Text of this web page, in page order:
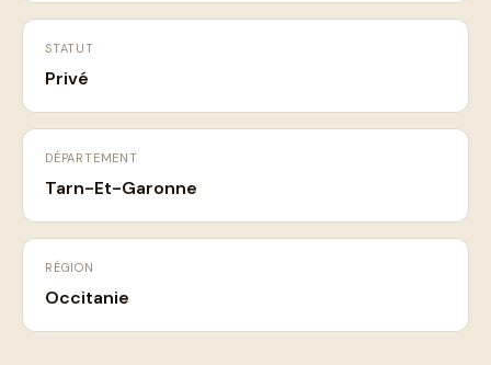
STATUT
Privé
DÉPARTEMENT
Tarn-Et-Garonne
RÉGION
Occitanie